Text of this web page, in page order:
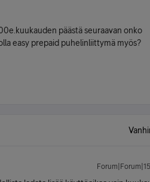
päästä seuraavan onko
easy prepaid puhelinliittymä myös?